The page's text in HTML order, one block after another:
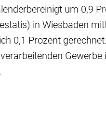
um 0,9
in Wiesbaden
0,1 Prozent